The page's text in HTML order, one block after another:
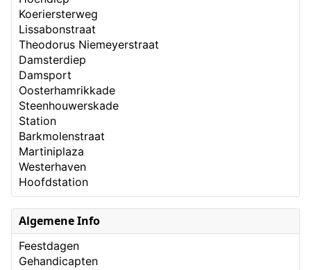
Koeriersterweg
Lissabonstraat
Theodorus Niemeyerstraat
Damsterdiep
Damsport
Oosterhamrikkade
Steenhouwerskade
Station
Barkmolenstraat
Martiniplaza
Westerhaven
Hoofdstation
Algemene Info
Feestdagen
Gehandicapten